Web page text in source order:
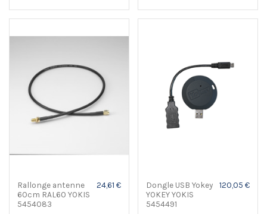
Rallonge antenne
60cm RAL60 YOKIS
5454083
24,61 €
Dongle USB Yokey
YOKEY YOKIS
5454491
120,05 €